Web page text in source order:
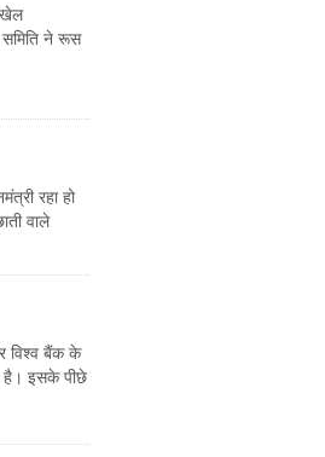
खेल
ने रूस
रहा हो
वाले
विश्व बैंक के
है। इसके पीछे